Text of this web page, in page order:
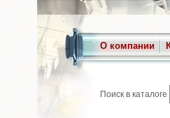
О компании
Поиск в каталоге